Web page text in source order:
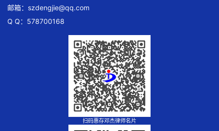
邮箱： szdengjie@qq.com
Q Q：578700168
扫码惠存邓杰律师名片